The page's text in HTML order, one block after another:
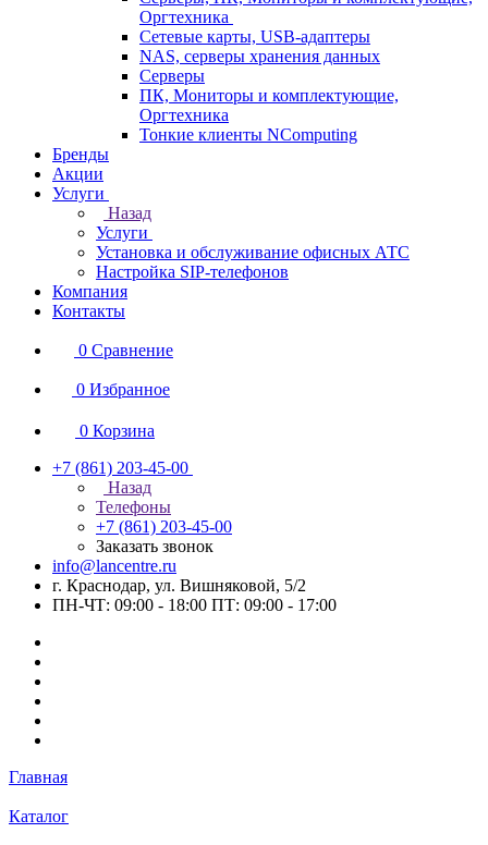
Оргтехника
Сетевые карты, USB-адаптеры
NAS, серверы хранения данных
Серверы
ПК, Мониторы и комплектующие,
Оргтехника
Тонкие клиенты NComputing
Бренды
Акции
Услуги
Назад
Услуги
Установка и обслуживание офисных АТС
Настройка SIP-телефонов
Компания
Контакты
0 Сравнение
0 Избранное
0 Корзина
+7 (861) 203-45-00
Назад
Телефоны
+7 (861) 203-45-00
Заказать звонок
info@lancentre.ru
г. Краснодар, ул. Вишняковой, 5/2
ПН-ЧТ: 09:00 - 18:00 ПТ: 09:00 - 17:00
Главная
Каталог